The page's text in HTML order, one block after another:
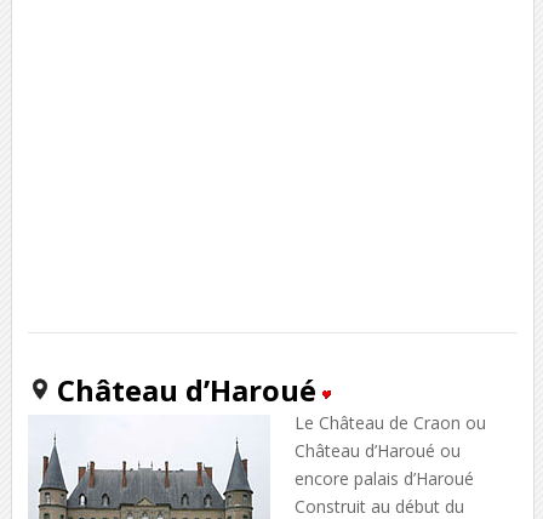
Château d’Haroué
Le Château de Craon ou
Château d’Haroué ou
encore palais d’Haroué
Construit au début du